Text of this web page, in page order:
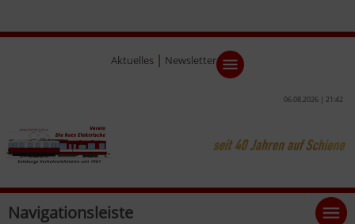
Aktuelles | Newsletter
06.08.2026 | 21:42
Navigationsleiste